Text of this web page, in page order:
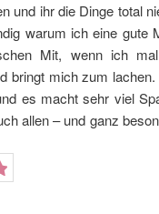
und ihr die Dinge total
warum ich eine gute
Mit, wenn ich
bringt mich zum
es macht sehr viel
allen – und ganz